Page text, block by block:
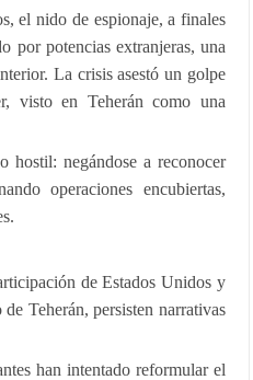
el nido de espionaje, a finales
por potencias extranjeras, una
La crisis asestó un golpe
visto en Teherán como una
hostil: negándose a reconocer
operaciones encubiertas,
de Estados Unidos y
Teherán, persisten narrativas
han intentado reformular el